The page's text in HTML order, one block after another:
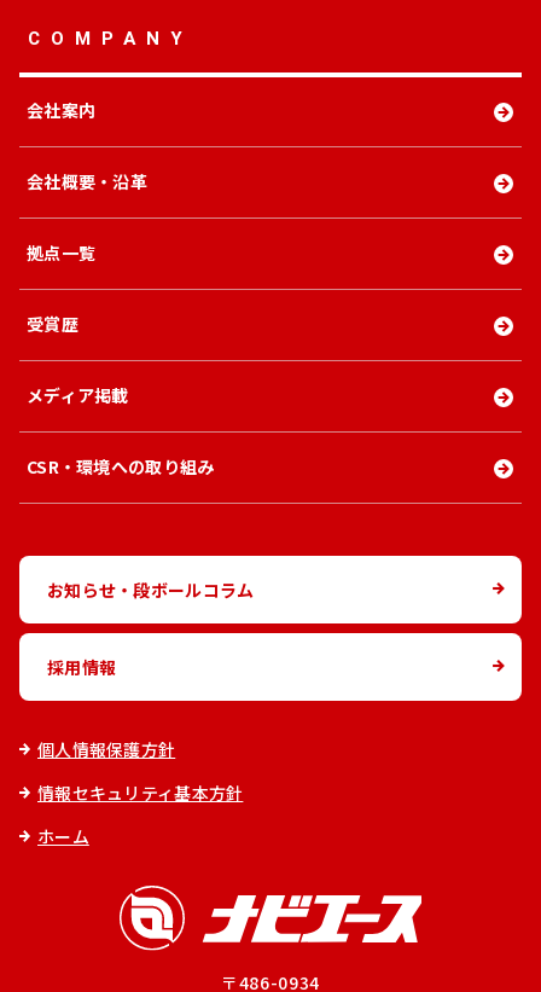
〒486-0934
個人情報保護方針
情報セキュリティ基本方針
ホーム
COMPANY
会社案内
会社概要・沿革
拠点一覧
受賞歴
メディア掲載
CSR・環境への取り組み
お知らせ・段ボールコラム
採用情報